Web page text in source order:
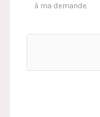
à ma demande.